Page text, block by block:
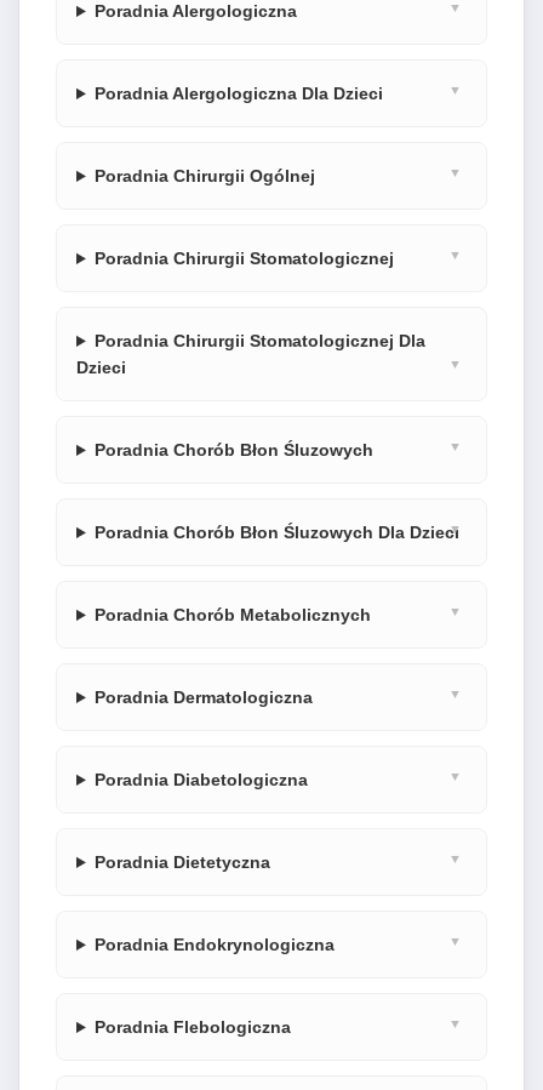
Poradnia Alergologiczna
Poradnia Alergologiczna Dla Dzieci
Poradnia Chirurgii Ogólnej
Poradnia Chirurgii Stomatologicznej
Poradnia Chirurgii Stomatologicznej Dla
Dzieci
Poradnia Chorób Błon Śluzowych
Poradnia Chorób Błon Śluzowych Dla Dzieci
Poradnia Chorób Metabolicznych
Poradnia Dermatologiczna
Poradnia Diabetologiczna
Poradnia Dietetyczna
Poradnia Endokrynologiczna
Poradnia Flebologiczna